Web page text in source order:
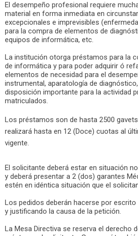
El desempeño profesional requiere
material en forma inmediata en
excepcionales e imprevisibles
para la compra de elementos de
equipos de informática, etc.
La institución otorga préstamos para la
de informática y para poder adquirir ó
elementos de necesidad para el
instrumental, aparatología de
disposición importante para la actividad
matriculados.
Los préstamos son de hasta 2500
realizará hasta en 12 (Doce) cuotas al
vigente.
El solicitante deberá estar en situación
y deberá presentar a 2 (dos) garantes
estén en idéntica situación que el
Los pedidos deberán hacerse por
y justificando la causa de la petición.
La Mesa Directiva se reserva el derecho